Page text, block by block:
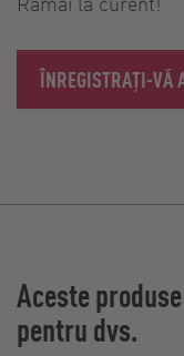
ÎNREGISTRAȚI-VĂ
Aceste
pentru dvs.